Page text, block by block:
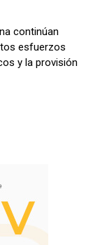
continúan
esfuerzos
y la provisión